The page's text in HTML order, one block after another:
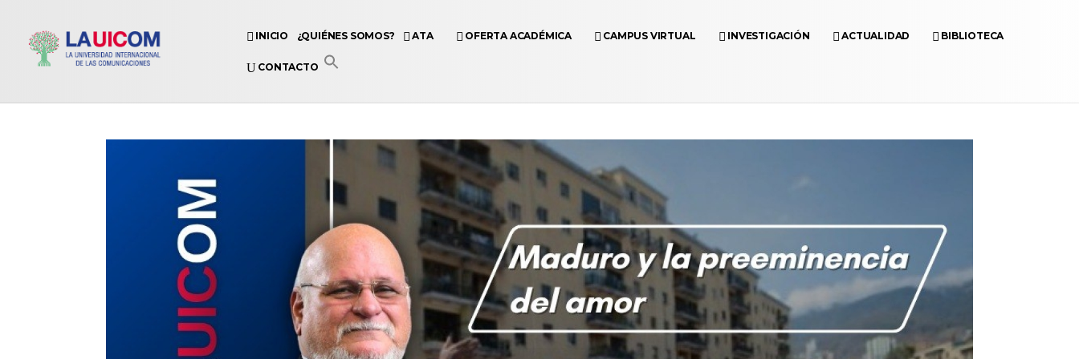
INICIO ¿QUIÉNES SOMOS? ATA OFERTA ACADÉMICA CAMPUS VIRTUAL INVESTIGACIÓN ACTUALIDAD BIBLIOTECA
CONTACTO